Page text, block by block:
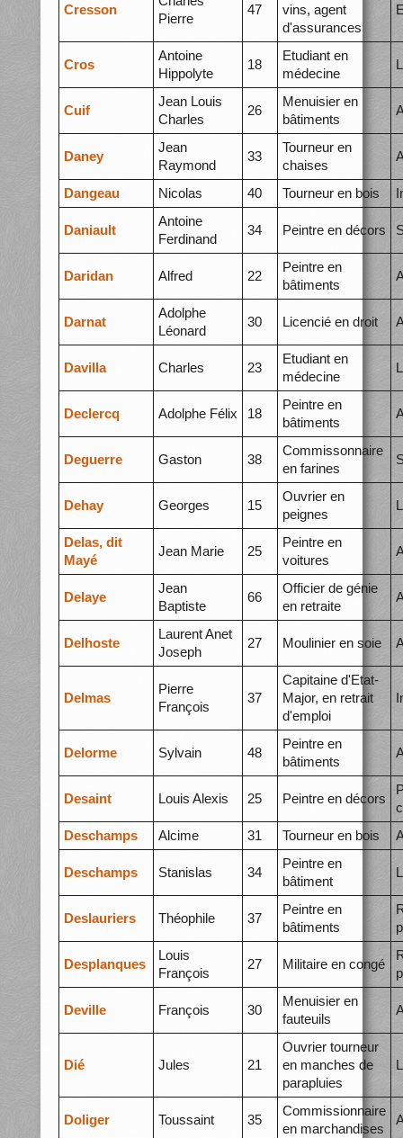
Cresson
Pierre
47
vins, agent
d'assurances
Cros
Antoine
Hippolyte
18
Etudiant en
médecine
Cuif
Jean Louis
Charles
26
Menuisier en
bâtiments
Daney
Jean
Raymond
33
Tourneur en
chaises
Dangeau Nicolas 40 Tourneur en bois
Daniault
Antoine
Ferdinand
34 Peintre en décors
Daridan Alfred 22
Peintre en
bâtiments
Darnat
Adolphe
Léonard
30 Licencié en droit
Davilla Charles 23
Etudiant en
médecine
Declercq Adolphe Félix 18
Peintre en
bâtiments
Deguerre Gaston 38
Commissonnaire
en farines
Dehay Georges 15
Ouvrier en
peignes
Delas, dit
Mayé
Jean Marie 25
Peintre en
voitures
Delaye
Jean
Baptiste
66
Officier de génie
en retraite
Delhoste
Laurent Anet
Joseph
27 Moulinier en soie
Delmas
Pierre
François
37
Capitaine d'Etat-
Major, en retrait
d'emploi
Delorme Sylvain 48
Peintre en
bâtiments
Desaint Louis Alexis 25 Peintre en décors
Deschamps
Alcime 31 Tourneur en bois
Deschamps Stanislas 34
Peintre en
bâtiment
Deslauriers Théophile 37
Peintre en
bâtiments
Desplanques
Louis
François
27 Militaire en congé
Deville François 30
Menuisier en
fauteuils
Dié Jules 21
Ouvrier tourneur
en manches de
parapluies
Doliger Toussaint 35
Commissionnaire
en marchandises